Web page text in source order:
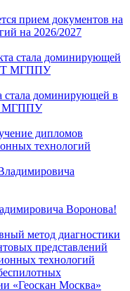
прием документов на
на 2026/2027
стала доминирующей в
МГППУ
дипломов
технологий
Воронова!
метод диагностики
представлений